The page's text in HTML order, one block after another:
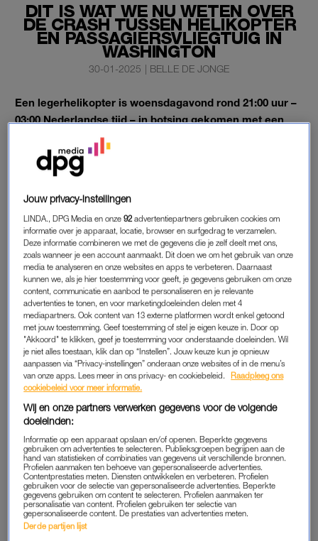
DIT IS WAT WE NU WETEN OVER
DE CRASH TUSSEN HELIKOPTER
EN PASSAGIERSVLIEGTUIG IN
WASHINGTON
30-01-2025 | BELLE DE JONGE
Een legerhelikopter is woensdagavond rond 21:00 uur –
03:00 Nederlandse tijd – in botsing gekomen met een
passagiersvliegtuig. Dit gebeurde vlak voor het vliegtuig
landde op Ronald Reagan National Airport in
Washington.
Er waren 64 passagiers aan boord van het vliegtuig, onder wie
vier crewleden. In de legerhelikopter zaten drie personen.
VLIEGTUIGCRASH WASHINGTON
De vliegtuigcrash vond plaats boven de Potomac-rivier. De
Amerikaanse kunstschaatsbond laat in een verklaring weten
dat er meerdere kunstschaatsers en coaches aan boord van
het PSA Airlines vliegtuig zaten. De kunstschaatsers, afkomstig
uit Rusland en de VS, vlogen met hun coaches en familieleden
terug van kampioenschappen en trainingsweken in Wichita.
het bekende Russische kunstschaatsduo Jevgenia Sjisjkova
wereldkampioen in 1994, was actief als coach binnen het
Russische nationale team.
REDDINGSACTIE
Het is nog niet duidelijk of er overlevenden zijn. Het
Jouw privacy-instellingen
LINDA., DPG Media en onze92 advertentiepartners gebruiken cookies om
informatie over je apparaat, locatie, browser en surfgedrag te verzamelen.
Deze informatie combineren we met de gegevens die je zelf deelt met ons,
zoals wanneer je een account aanmaakt. Dit doen we om het gebruik van onze
media te analyseren en onze websites en apps te verbeteren. Daarnaast
kunnen we, als je hier toestemming voor geeft, je gegevens gebruiken om onze
content, communicatie en aanbod te personaliseren en je relevante
advertenties te tonen, en voor marketingdoeleinden delen met 4
mediapartners. Ook content van 13 externe platformen wordt enkel getoond
met jouw toestemming. Geef toestemming of stel je eigen keuze in. Door op
"Akkoord" te klikken, geef je toestemming voor onderstaande doeleinden. Wil
je niet alles toestaan, klik dan op “Instellen”. Jouw keuze kun je opnieuw
aanpassen via “Privacy-instellingen” onderaan onze websites of in de menu’s
van onze apps. Lees meer in ons privacy- en cookiebeleid.
Raadpleeg ons
cookiebeleid voor meer informatie.
Wij en onze partners verwerken gegevens voor de volgende
doeleinden:
Informatie op een apparaat opslaan en/of openen. Beperkte gegevens
gebruiken om advertenties te selecteren. Publieksgroepen begrijpen aan de
hand van statistieken of combinaties van gegevens uit verschillende bronnen.
Profielen aanmaken ten behoeve van gepersonaliseerde advertenties.
Contentprestaties meten. Diensten ontwikkelen en verbeteren. Profielen
gebruiken voor de selectie van gepersonaliseerde advertenties. Beperkte
gegevens gebruiken om content te selecteren. Profielen aanmaken ter
personalisatie van content. Profielen gebruiken ter selectie van
gepersonaliseerde content. De prestaties van advertenties meten.
Derde partijen lijst